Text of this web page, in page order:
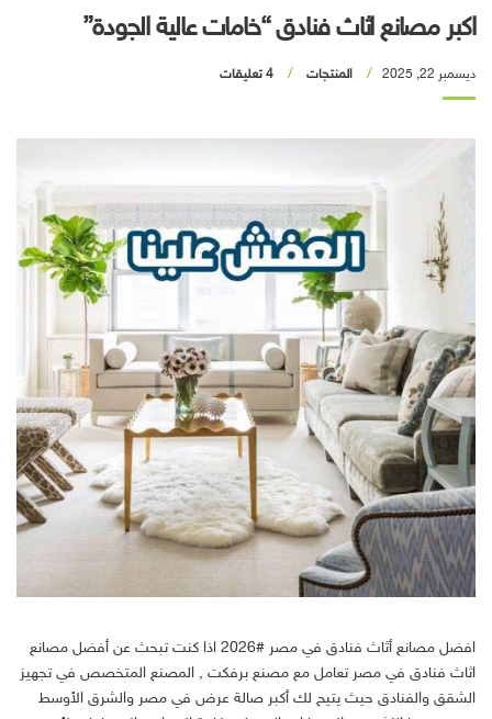
اكبر مصانع اثاث فنادق “خامات عالية الجودة”
ديسمبر 22, 2025 المنتجات 4 تعليقات
افضل مصانع أثاث فنادق في مصر #2026 اذا كنت تبحث عن أفضل مصانع
اثاث فنادق في مصر تعامل مع مصنع برفكت , المصنع المتخصص في تجهيز
الشقق والفنادق حيث يتيح لك أكبر صالة عرض في مصر والشرق الأوسط